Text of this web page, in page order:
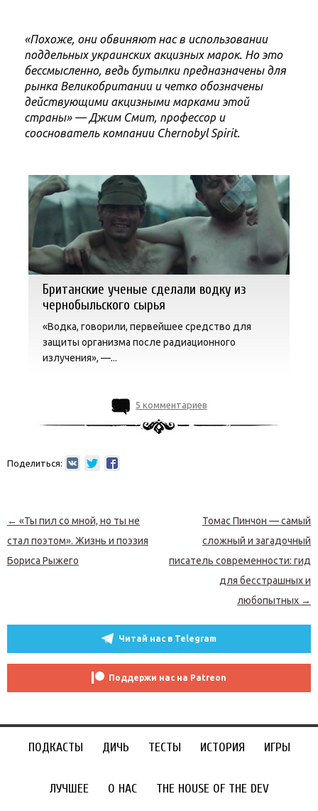
«Похоже, они обвиняют нас в использовании
поддельных украинских акцизных марок. Но это
бессмысленно, ведь бутылки предназначены для
рынка Великобритании и четко обозначены
действующими акцизными марками этой
страны» — Джим Смит, профессор и
сооснователь компании Chernobyl Spirit.
Британские ученые сделали водку из
чернобыльского сырья
«Водка, говорили, первейшее средство для
защиты организма после радиационного
излучения», —...
5 комментариев
Поделиться:
Навигация по записям
← «Ты пил со мной, но ты не
стал поэтом». Жизнь и поэзия
Бориса Рыжего
Томас Пинчон — самый
сложный и загадочный
писатель современности: гид
для бесстрашных и
любопытных →
Читай нас в Telegram
Поддержи нас на Patreon
ПОДКАСТЫ ДИЧЬ ТЕСТЫ ИСТОРИЯ ИГРЫ
ЛУЧШЕЕ О НАС THE HOUSE OF THE DEV